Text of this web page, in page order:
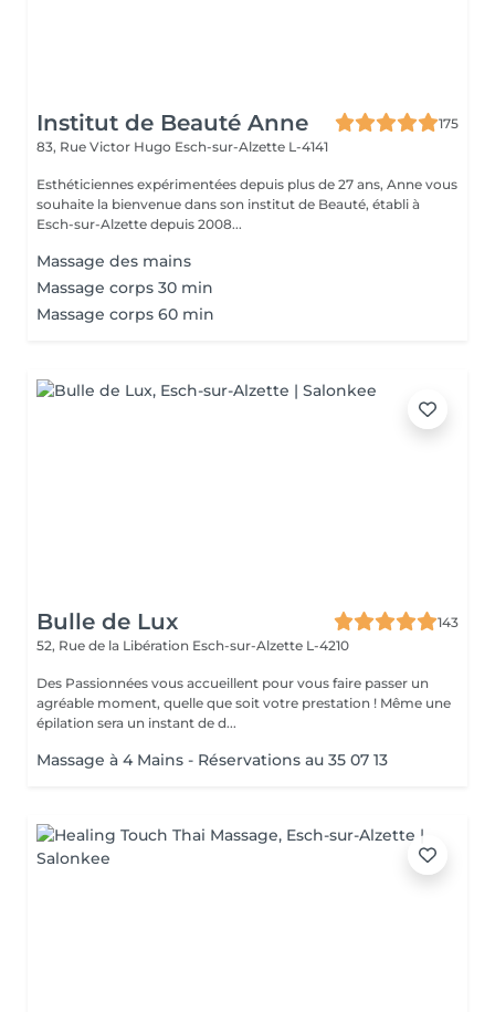
Institut de Beauté Anne
175
83, Rue Victor Hugo Esch-sur-Alzette L-4141
Esthéticiennes expérimentées depuis plus de 27 ans, Anne vous
souhaite la bienvenue dans son institut de Beauté, établi à
Esch-sur-Alzette depuis 2008...
Massage des mains
Massage corps 30 min
Massage corps 60 min
Bulle de Lux
143
52, Rue de la Libération Esch-sur-Alzette L-4210
Des Passionnées vous accueillent pour vous faire passer un
agréable moment, quelle que soit votre prestation ! Même une
épilation sera un instant de d...
Massage à 4 Mains - Réservations au 35 07 13